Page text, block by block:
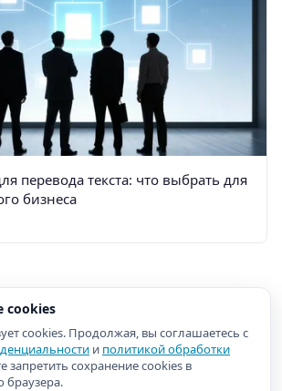
перевода текста: что выбрать для
бизнеса
cookies
cookies. Продолжая, вы соглашаетесь с
и политикой обработки
запретить сохранение cookies в
браузера.